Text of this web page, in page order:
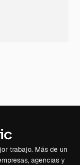
trabajo. Más de un
agencias y